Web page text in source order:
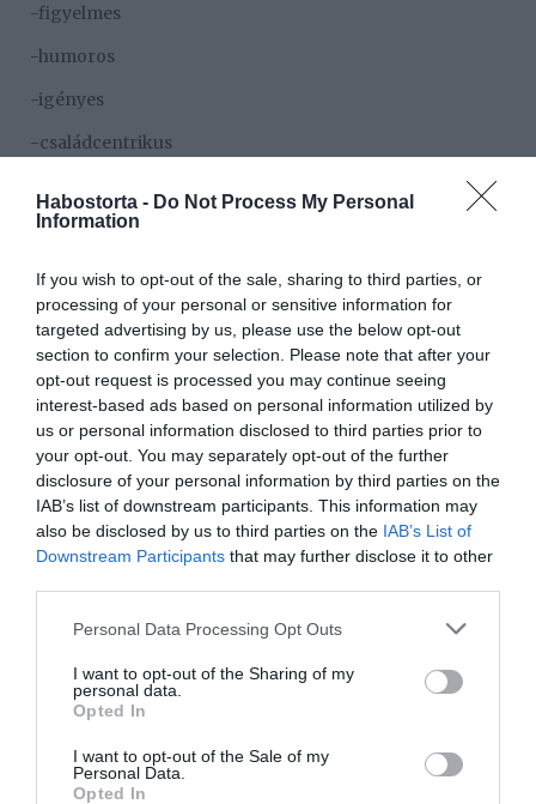
Habostorta - Do Not Process My Personal
Information
If you wish to opt-out of the sale, sharing to third parties, or
processing of your personal or sensitive information for
targeted advertising by us, please use the below opt-out
section to confirm your selection. Please note that after your
opt-out request is processed you may continue seeing
interest-based ads based on personal information utilized by
us or personal information disclosed to third parties prior to
your opt-out. You may separately opt-out of the further
disclosure of your personal information by third parties on the
IAB’s list of downstream participants. This information may
also be disclosed by us to third parties on the IAB’s List of
Downstream Participants that may further disclose it to other
Please note that this website/app uses one or more Google
not limited to your visit or usage behaviour. You may click to
grant or deny consent to Google and its third-party tags to
use your data for below specified purposes in below Google
consent section.
Personal Data Processing Opt Outs
I want to opt-out of the Sharing of my
personal data.
Opted In
I want to opt-out of the Sale of my
Personal Data.
Opted In
-figyelmes
-humoros
-igényes
-családcentrikus
-melegszívű
-nyugodt természetű (amíg nem vezet)
-erős
-nyitott
-leleményes
-udvarias
-céltudatos” – írta Bianka a kártyán, amire Csuti csak így
reagált:
Milyen igazad van, édes drága angyalkám.
párt alkotnak, és láthatóan teljes köztük az összhang.
Megosztás: Facebook Pinterest
Címkék: Csuti,köszöntés,Sudár Bianka
szerelemes üzenet